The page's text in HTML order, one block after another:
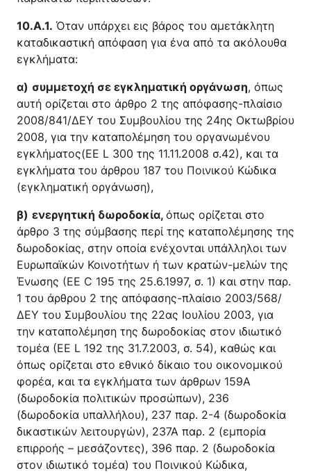
10.A.1. Όταν υπάρχει εις βάρος του αμετάκλητη
καταδικαστική απόφαση για ένα από τα ακόλουθα
εγκλήματα:
α) συμμετοχή σε εγκληματική οργάνωση, όπως
αυτή ορίζεται στο άρθρο 2 της απόφασης-πλαίσιο
2008/841/ΔΕΥ του Συμβουλίου της 24ης Οκτωβρίου
2008, για την καταπολέμηση του οργανωμένου
εγκλήματος(ΕΕ L 300 της 11.11.2008 σ.42), και τα
εγκλήματα του άρθρου 187 του Ποινικού Κώδικα
(εγκληματική οργάνωση),
β) ενεργητική δωροδοκία, όπως ορίζεται στο
άρθρο 3 της σύμβασης περί της καταπολέμησης της
δωροδοκίας, στην οποία ενέχονται υπάλληλοι των
Ευρωπαϊκών Κοινοτήτων ή των κρατών-μελών της
Ένωσης (ΕΕ C 195 της 25.6.1997, σ. 1) και στην παρ.
1 του άρθρου 2 της απόφασης-πλαίσιο 2003/568/
ΔΕΥ του Συμβουλίου της 22ας Ιουλίου 2003, για
την καταπολέμηση της δωροδοκίας στον ιδιωτικό
τομέα (ΕΕ L 192 της 31.7.2003, σ. 54), καθώς και
όπως ορίζεται στο εθνικό δίκαιο του οικονομικού
φορέα, και τα εγκλήματα των άρθρων 159Α
(δωροδοκία πολιτικών προσώπων), 236
(δωροδοκία υπαλλήλου), 237 παρ. 2-4 (δωροδοκία
δικαστικών λειτουργών), 237Α παρ. 2 (εμπορία
επιρροής – μεσάζοντες), 396 παρ. 2 (δωροδοκία
στον ιδιωτικό τομέα) του Ποινικού Κώδικα,